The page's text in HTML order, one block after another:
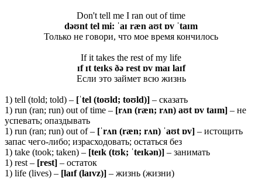
Don't tell me I ran out of time
dəʊnt tel mi: ˈaɪ ræn aʊt ɒv ˈtaɪm
Только не говори, что мое время кончилось
If it takes the rest of my life
ɪf ɪt teɪks ðə rest ɒv maɪ laɪf
Если это займет всю жизнь
1) tell (told; told) – [ˈtel (toʊld; toʊld)] – сказать
1) run (ran; run) out of time – [rʌn (ræn; rʌn) aʊt ɒv taɪm] – не
успевать; опаздывать
1) run (ran; run) out of – [ˈrʌn (ræn; rʌn) ˈaʊt ɒv] – истощить
запас чего-либо; израсходовать; остаться без
1) take (took; taken) – [teɪk (tʊk; ˈteɪkən)] – занимать
1) rest – [rest] – остаток
1) life (lives) – [laɪf (laɪvz)] – жизнь (жизни)